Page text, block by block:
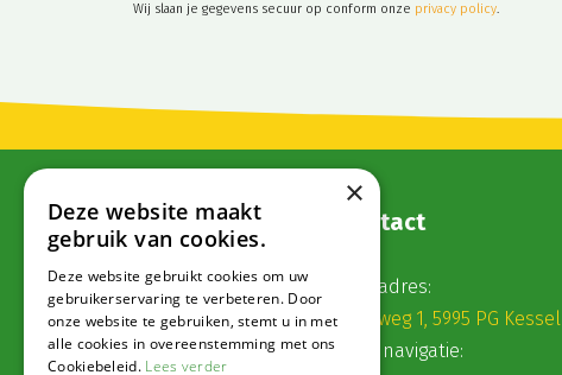
Wij slaan je gegevens secuur op conform onze privacy policy.
Contact
Postadres:
Veldweg 1, 5995 PG Kessel
Voor navigatie:
×
Deze website maakt
gebruik van cookies.
Deze website gebruikt cookies om uw
gebruikerservaring te verbeteren. Door
onze website te gebruiken, stemt u in met
alle cookies in overeenstemming met ons
Cookiebeleid. Lees verder